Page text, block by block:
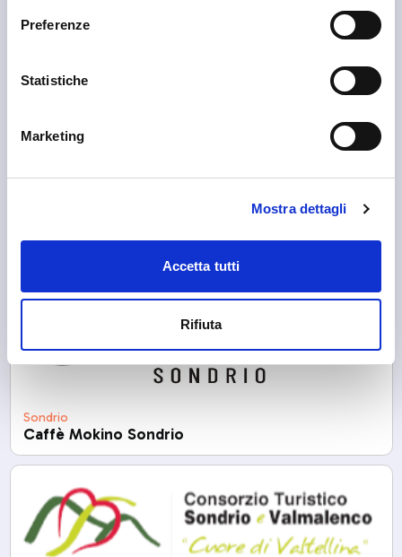
Preferenze
Statistiche
Marketing
Mostra dettagli
Accetta tutti
Rifiuta
Sondrio
Caffè Mokino Sondrio